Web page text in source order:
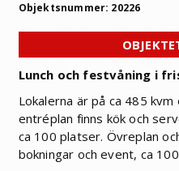
Objektsnummer: 20226
Lunch och festvåning i
Lokalerna är på ca 485
entréplan finns kök och
ca 100 platser. Övreplan
bokningar och event, ca